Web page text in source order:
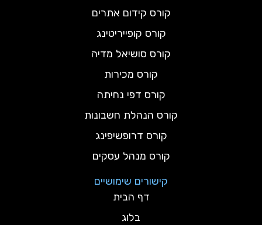
קורס קידום אתרים
קורס קופייריטינג
קורס סושיאל מדיה
קורס מכירות
קורס דפי נחיתה
קורס הנהלת חשבונות
קורס דרופשיפינג
קורס מנהל עסקים
קישורים שימושיים
דף הבית
בלוג